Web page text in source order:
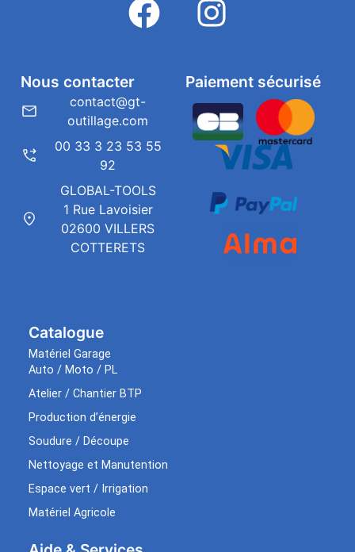
Catalogue
Matériel Garage
Auto / Moto / PL
Atelier / Chantier BTP
Production d’énergie
Soudure / Découpe
Nettoyage et Manutention
Espace vert / Irrigation
Matériel Agricole
Paiement sécurisé
Nous contacter
contact@gt-
outillage.com
00 33 3 23 53 55
92
GLOBAL-TOOLS
1 Rue Lavoisier
02600 VILLERS
COTTERETS